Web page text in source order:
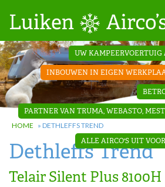
Projecten
Contact
Dakopbouw
airco’s
‘Onder de
bank’ airco’s
UW KAMPEERVOERTUIG
INBOUWEN IN EIGEN
PARTNER VAN TRUMA, WEBASTO,
ALLE AIRCO'S UIT
HOME » DETHLEFFS TREND
Dethleffs Trend
Telair Silent Plus 8100H